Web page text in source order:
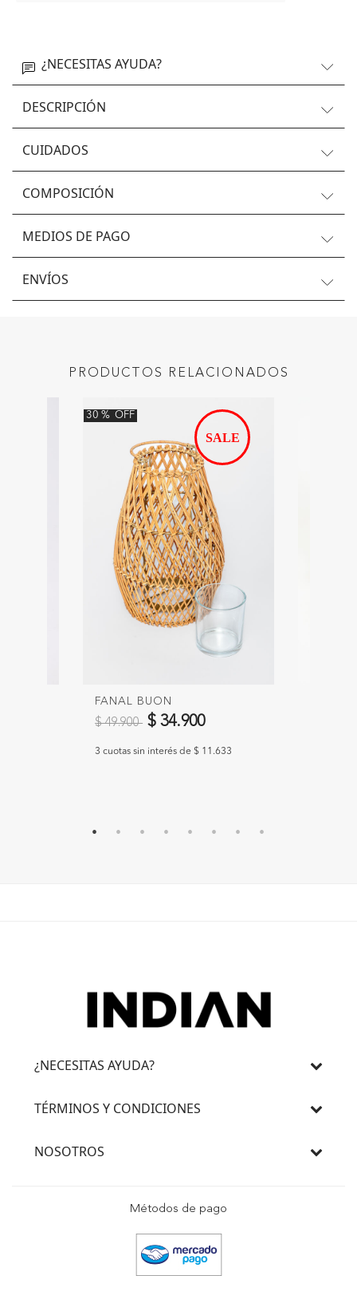
¿NECESITAS AYUDA?
DESCRIPCIÓN
CUIDADOS
COMPOSICIÓN
MEDIOS DE PAGO
ENVÍOS
PRODUCTOS RELACIONADOS
30% OFF
FANAL BUON
Precio reducido de
$ 49.900 a$ 34.900
3 cuotas sin interés de $ 11.633
¿NECESITAS AYUDA?
TÉRMINOS Y CONDICIONES
NOSOTROS
Métodos de pago